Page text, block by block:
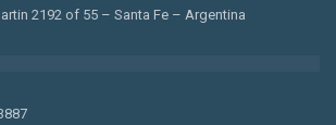
2192 of 55 – Santa Fe – Argentina